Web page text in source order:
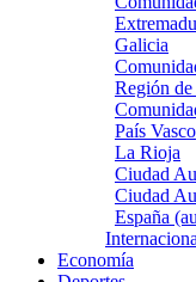
Galicia
Región
País Vasco
La Rioja
Ciudad
Ciudad
España
Economía